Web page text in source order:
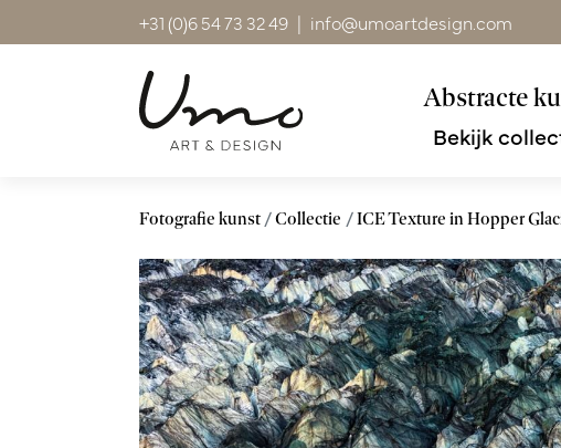
+31 (0)6 54 73 32 49 | info@umoartdesign.com
Abstracte
Bekijk
Fotografie kunst Collectie ICE Texture in Hopper